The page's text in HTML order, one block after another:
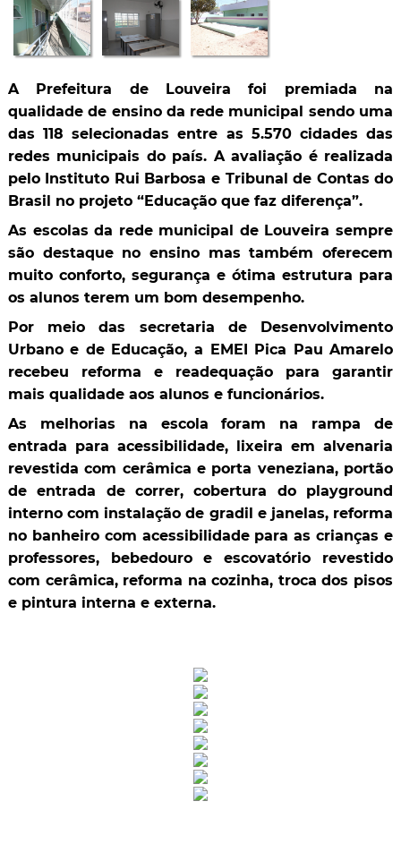
A Prefeitura de Louveira foi premiada na
qualidade de ensino da rede municipal sendo uma
das 118 selecionadas entre as 5.570 cidades das
redes municipais do país. A avaliação é realizada
pelo Instituto Rui Barbosa e Tribunal de Contas do
Brasil no projeto “Educação que faz diferença”.
As escolas da rede municipal de Louveira sempre
são destaque no ensino mas também oferecem
muito conforto, segurança e ótima estrutura para
os alunos terem um bom desempenho.
Por meio das secretaria de Desenvolvimento
Urbano e de Educação, a EMEI Pica Pau Amarelo
recebeu reforma e readequação para garantir
mais qualidade aos alunos e funcionários.
As melhorias na escola foram na rampa de
entrada para acessibilidade, lixeira em alvenaria
revestida com cerâmica e porta veneziana, portão
de entrada de correr, cobertura do playground
interno com instalação de gradil e janelas, reforma
no banheiro com acessibilidade para as crianças e
professores, bebedouro e escovatório revestido
com cerâmica, reforma na cozinha, troca dos pisos
e pintura interna e externa.